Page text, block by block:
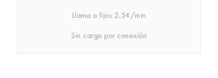
Llama a fijos 2.5¢/min
Sin cargo por conexión